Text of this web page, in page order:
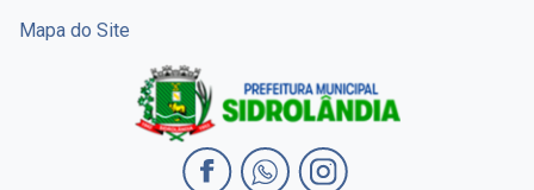
Mapa do Site